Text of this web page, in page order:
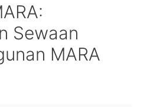
Sewaan
MARA